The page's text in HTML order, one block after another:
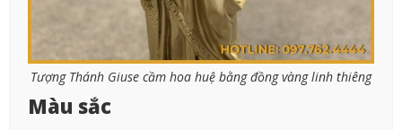
Tượng Thánh Giuse cầm hoa huệ bằng đồng vàng linh thiêng
Màu sắc